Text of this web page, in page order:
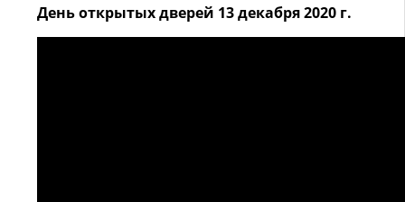
День открытых дверей 13 декабря 2020 г.